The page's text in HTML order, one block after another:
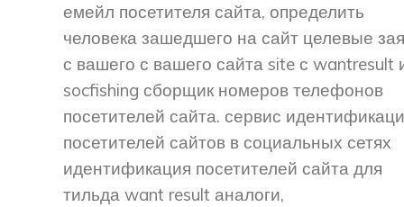
емейл посетителя сайта, определить
человека зашедшего на сайт целевые
с вашего с вашего сайта site с wantresult
socfishing сборщик номеров телефонов
посетителей сайта. сервис
посетителей сайтов в социальных сетях
идентификация посетителей сайта для
тильда want result аналоги,